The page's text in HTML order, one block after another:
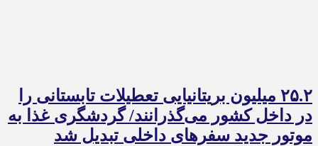
۲۵.۲ میلیون بریتانیایی تعطیلات تابستانی را
در داخل کشور می‌گذرانند/ گردشگری غذا به
موتور جدید سفرهای داخلی تبدیل شد